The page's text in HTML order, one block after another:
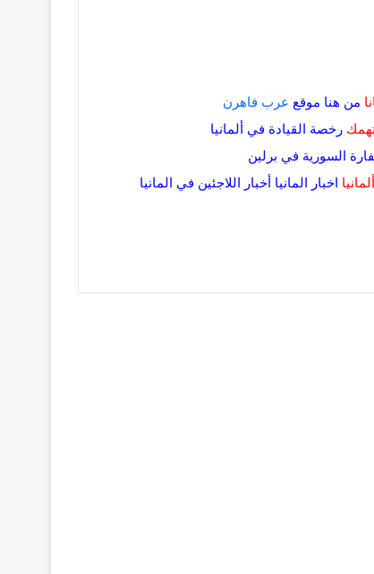
من هنا موقع عرب فاهرن
رخصة القيادة في ألمانيا
السورية في برلين
اخبار المانيا أخبار اللاجئين في المانيا